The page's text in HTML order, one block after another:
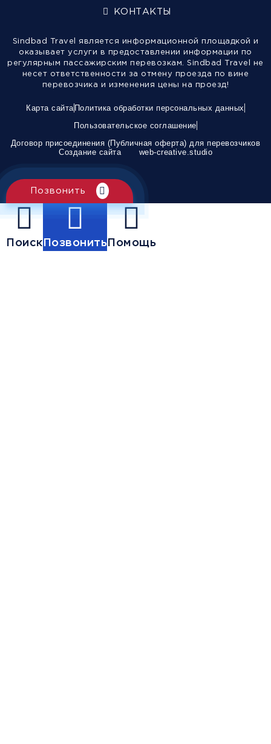
КОНТАКТЫ
Sindbad Travel является информационной площадкой и
оказывает услуги в предоставлении информации по
регулярным пассажирским перевозкам. Sindbad Travel не
несет ответственности за отмену проезда по вине
перевозчика и изменения цены на проезд!
Карта сайта Политика обработки персональных данных
Пользовательское соглашение
Договор присоединения (Публичная оферта) для перевозчиков
Создание сайта
web-creative.studio
Позвонить
ПоискПозвонитьПомощь